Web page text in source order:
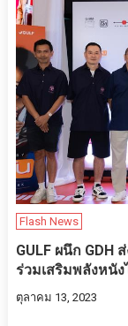
Flash News
GULF ผนึก GDH
ร่วมเสริมพลังหนั
ตุลาคม 13, 2023